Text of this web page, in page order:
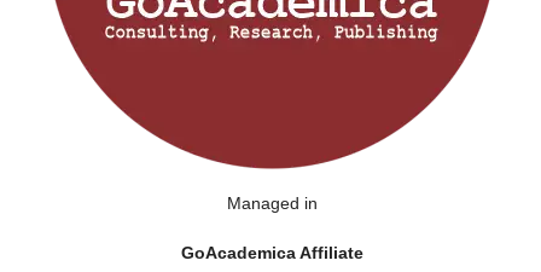
Managed in
GoAcademica Affiliate